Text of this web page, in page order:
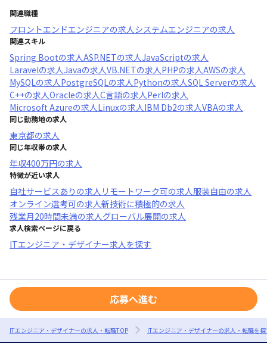
関連職種
フロントエンドエンジニアの求人システムエンジニアの求人
関連スキル
Spring Bootの求人ASP.NETの求人JavaScriptの求人
Laravelの求人Javaの求人VB.NETの求人PHPの求人AWSの求人
MySQLの求人PostgreSQLの求人Pythonの求人SQL Serverの求人
C++の求人Oracleの求人C言語の求人Perlの求人
Microsoft Azureの求人Linuxの求人IBM Db2の求人VBAの求人
同じ勤務地の求人
東京都の求人
同じ年収帯の求人
年収400万円の求人
特徴が近い求人
自社サービスあり の求人 リモートワーク可の求人服装自由の求人
オンライン選考可の求人新技術に積極的の求人
残業月20時間未満の求人グローバル展開の求人
求人検索ページに戻る
ITエンジニア・デザイナー求人を探す
応募へ進む
ITエンジニア・デザイナーの求人・転職TOP ITエンジニア・デザイナーの求人・転職を